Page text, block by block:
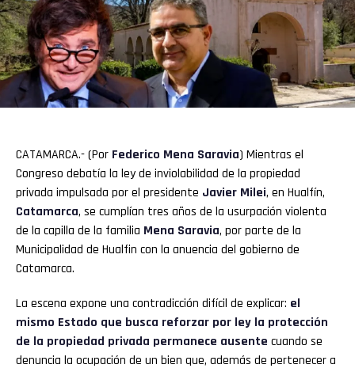
CATAMARCA.- (Por Federico Mena Saravia) Mientras el
Congreso debatía la ley de inviolabilidad de la propiedad
privada impulsada por el presidente Javier Milei, en Hualfín,
Catamarca, se cumplían tres años de la usurpación violenta
de la capilla de la familia Mena Saravia, por parte de la
Municipalidad de Hualfin con la anuencia del gobierno de
Catamarca.
La escena expone una contradicción difícil de explicar: el
mismo Estado que busca reforzar por ley la protección
de la propiedad privada permanece ausente cuando se
denuncia la ocupación de un bien que, además de pertenecer a